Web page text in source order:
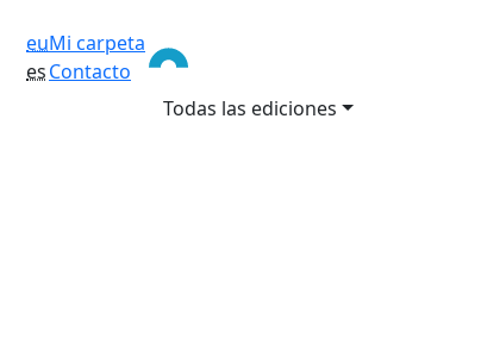
eu
es
Mi carpeta
Contacto
Todas las ediciones